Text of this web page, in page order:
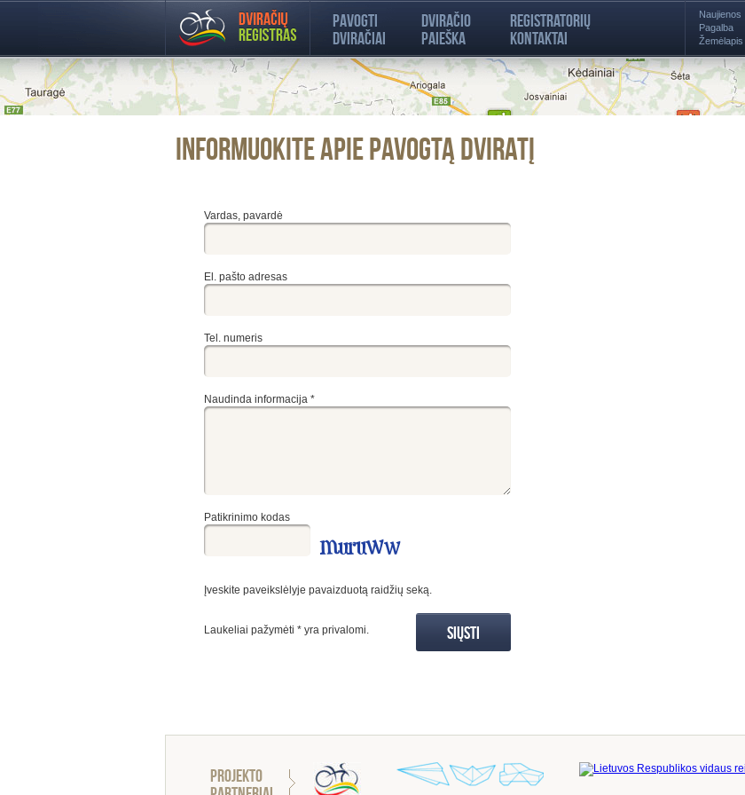
Pavogti
dviračiai
Dviračio
paieška
Registratorių
kontaktai
Naujienos
Pagalba
Žemėlapis
Informuokite apie pavogtą dviratį
Vardas, pavardė
El. pašto adresas
Tel. numeris
Naudinda informacija *
Patikrinimo kodas
Įveskite paveikslėlyje pavaizduotą raidžių seką.
Laukeliai pažymėti * yra privalomi.
Projekto